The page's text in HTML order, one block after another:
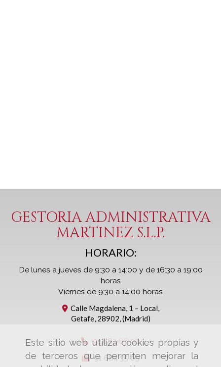
Este sitio web utiliza cookies propias y
de terceros que permiten mejorar la
GESTORIA ADMINISTRATIVA
MARTINEZ S.L.P.
HORARIO:
De lunes a jueves de 9:30 a 14:00 y de 16:30 a 19:00
horas
Viernes de 9:30 a 14:00 horas
Calle Magdalena, 1 – Local,
Getafe, 28902,(Madrid)
91 683 66 00
91 684 35 05